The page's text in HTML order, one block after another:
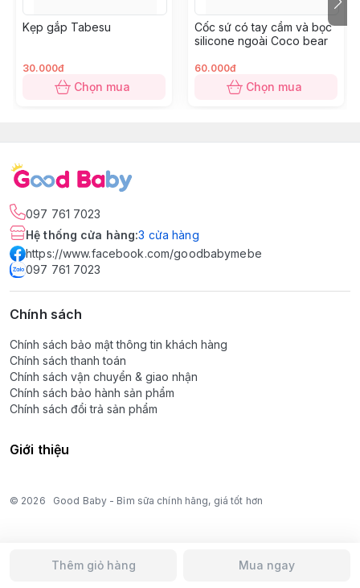
Thêm giỏ hàng Mua ngay
Kẹp gắp Tabesu
30.000đ
Chọn mua
Cốc sứ có tay cầm và bọc
silicone ngoài Coco bear
60.000đ
Chọn mua
097 761 7023
Hệ thống cửa hàng:3 cửa hàng
https://www.facebook.com/goodbabymebe
097 761 7023
Chính sách
Chính sách bảo mật thông tin khách hàng
Chính sách thanh toán
Chính sách vận chuyển & giao nhận
Chính sách bảo hành sản phẩm
Chính sách đổi trả sản phẩm
Giới thiệu
© 2026 Good Baby - Bỉm sữa chính hãng, giá tốt hơn